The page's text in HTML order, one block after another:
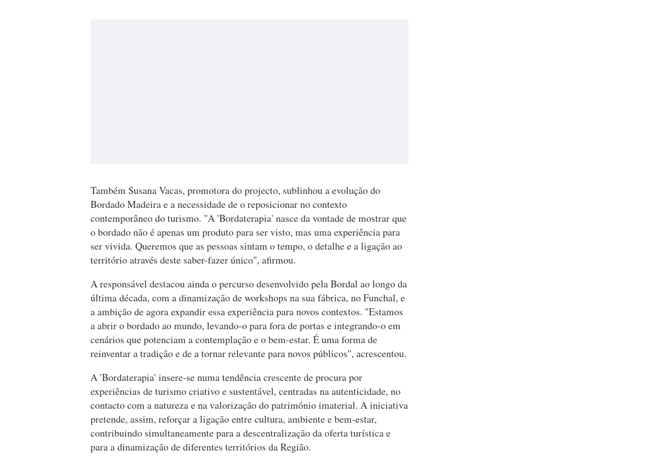
Também Susana Vacas, promotora do projecto, sublinhou a evolução do
Bordado Madeira e a necessidade de o reposicionar no contexto
contemporâneo do turismo. "A 'Bordaterapia' nasce da vontade de mostrar que
o bordado não é apenas um produto para ser visto, mas uma experiência para
ser vivida. Queremos que as pessoas sintam o tempo, o detalhe e a ligação ao
território através deste saber-fazer único", afirmou.
A responsável destacou ainda o percurso desenvolvido pela Bordal ao longo da
última década, com a dinamização de workshops na sua fábrica, no Funchal, e
a ambição de agora expandir essa experiência para novos contextos. "Estamos
a abrir o bordado ao mundo, levando-o para fora de portas e integrando-o em
cenários que potenciam a contemplação e o bem-estar. É uma forma de
reinventar a tradição e de a tornar relevante para novos públicos", acrescentou.
A 'Bordaterapia' insere-se numa tendência crescente de procura por
experiências de turismo criativo e sustentável, centradas na autenticidade, no
contacto com a natureza e na valorização do património imaterial. A iniciativa
pretende, assim, reforçar a ligação entre cultura, ambiente e bem-estar,
contribuindo simultaneamente para a descentralização da oferta turística e
para a dinamização de diferentes territórios da Região.